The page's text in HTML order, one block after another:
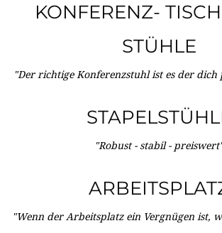
KONFERENZ-
STÜHLE
"Der richtige Konferenzstuhl ist es der
"Robust - stabil -
"Wenn der Arbeitsplatz ein Vergnügen ist,